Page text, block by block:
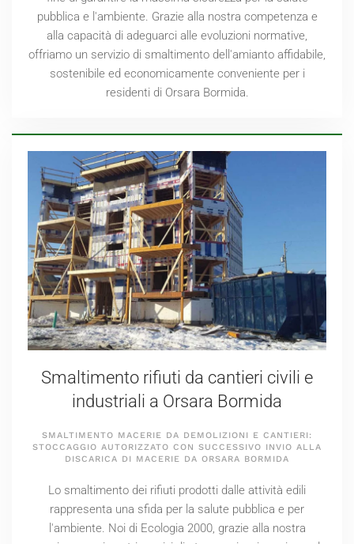
pubblica e l'ambiente. Grazie alla nostra competenza e
alla capacità di adeguarci alle evoluzioni normative,
offriamo un servizio di smaltimento dell'amianto affidabile,
sostenibile ed economicamente conveniente per i
residenti di Orsara Bormida.
Smaltimento rifiuti da cantieri civili e
industriali a Orsara Bormida
SMALTIMENTO MACERIE DA DEMOLIZIONI E CANTIERI:
STOCCAGGIO AUTORIZZATO CON SUCCESSIVO INVIO ALLA
DISCARICA DI MACERIE DA ORSARA BORMIDA
Lo smaltimento dei rifiuti prodotti dalle attività edili
rappresenta una sfida per la salute pubblica e per
l'ambiente. Noi di Ecologia 2000, grazie alla nostra